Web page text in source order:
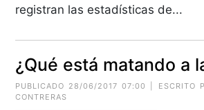
registran las estadísticas de...
¿Qué está matando a
PUBLICADO 28/06/2017 07:00 | ESCRITO
CONTRERAS